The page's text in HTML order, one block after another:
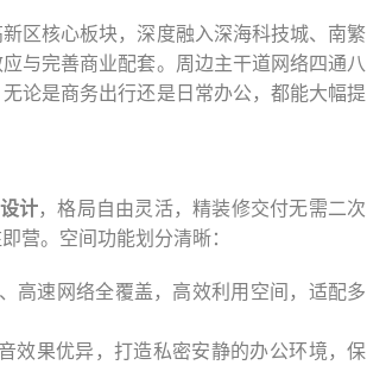
区核心板块，深度融入深海科技城、南繁
与完善商业配套。周边主干道网络四通八
论是商务出行还是日常办公，都能大幅提
计，格局自由灵活，精装修交付无需二次
营。空间功能划分清晰：
高速网络全覆盖，高效利用空间，适配多
效果优异，打造私密安静的办公环境，保